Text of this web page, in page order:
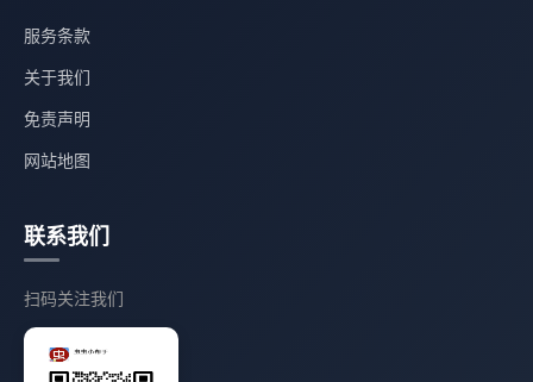
服务条款
关于我们
免责声明
网站地图
联系我们
扫码关注我们